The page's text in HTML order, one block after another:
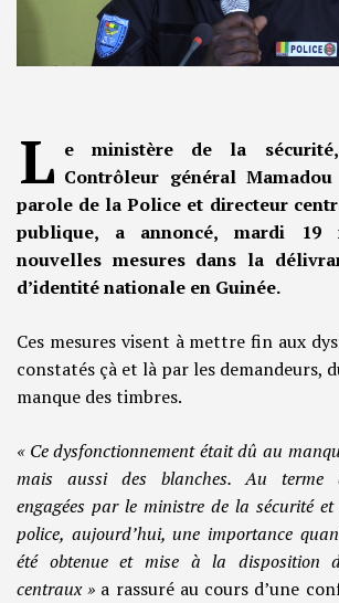
L e ministère de la
Contrôleur général
parole de la Police et directeur
publique, a annoncé, mardi 19
nouvelles mesures dans la
d’identité nationale en Guinée.
Ces mesures visent à mettre fin aux
constatés çà et là par les demandeurs,
manque des timbres.
« Ce dysfonctionnement était dû au
mais aussi des blanches. Au terme
engagées par le ministre de la sécurité
police, aujourd’hui, une importance
été obtenue et mise à la disposition
centraux » a rassuré au cours d’une